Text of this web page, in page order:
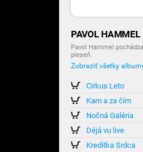
PAVOL HAMMEL
Pavol Hammel
pieseň.
Zobraziť všetky
Cirkus Leto
Kam a za čím
Nočná Galéria
Déjá vu live
Kreditka Srdca